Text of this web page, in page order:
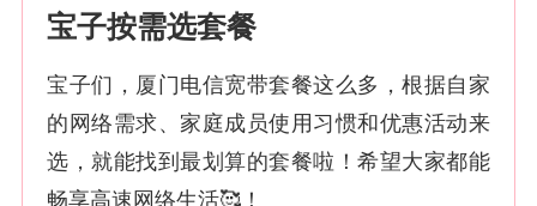
宝子按需选套餐
宝子们，厦门电信宽带套餐这么多，根据自家
的网络需求、家庭成员使用习惯和优惠活动来
选，就能找到最划算的套餐啦！希望大家都能
畅享高速网络生活🥰！